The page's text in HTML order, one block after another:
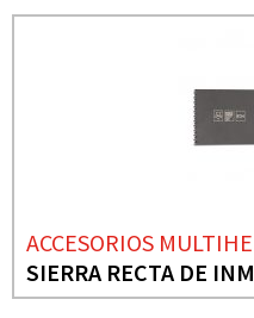
ACCESORIOS
SIERRA RECTA DE